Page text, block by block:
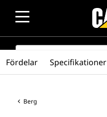
SEARCH
Berg
Fördelar Specifikationer